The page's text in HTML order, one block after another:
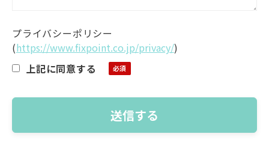
プライバシーポリシー
(https://www.fixpoint.co.jp/privacy/)
上記に同意する